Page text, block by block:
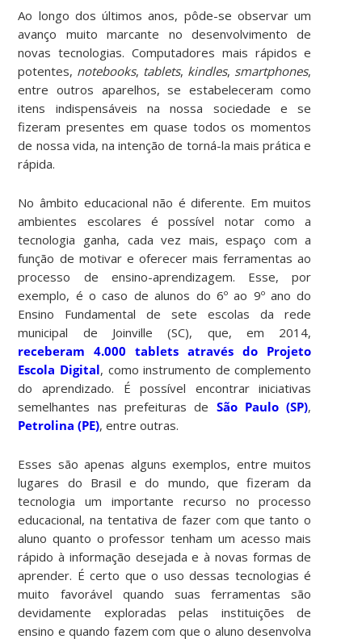
Ao longo dos últimos anos, pôde-se observar um
avanço muito marcante no desenvolvimento de
novas tecnologias. Computadores mais rápidos e
potentes, notebooks, tablets, kindles, smartphones,
entre outros aparelhos, se estabeleceram como
itens indispensáveis na nossa sociedade e se
fizeram presentes em quase todos os momentos
de nossa vida, na intenção de torná-la mais prática e
rápida.
No âmbito educacional não é diferente. Em muitos
ambientes escolares é possível notar como a
tecnologia ganha, cada vez mais, espaço com a
função de motivar e oferecer mais ferramentas ao
processo de ensino-aprendizagem. Esse, por
exemplo, é o caso de alunos do 6º ao 9º ano do
Ensino Fundamental de sete escolas da rede
municipal de Joinville (SC), que, em 2014,
receberam 4.000 tablets através do Projeto
Escola Digital, como instrumento de complemento
do aprendizado. É possível encontrar iniciativas
semelhantes nas prefeituras de São Paulo (SP),
Petrolina (PE), entre outras.
Esses são apenas alguns exemplos, entre muitos
lugares do Brasil e do mundo, que fizeram da
tecnologia um importante recurso no processo
educacional, na tentativa de fazer com que tanto o
aluno quanto o professor tenham um acesso mais
rápido à informação desejada e à novas formas de
aprender. É certo que o uso dessas tecnologias é
muito favorável quando suas ferramentas são
devidamente exploradas pelas instituições de
ensino e quando fazem com que o aluno desenvolva